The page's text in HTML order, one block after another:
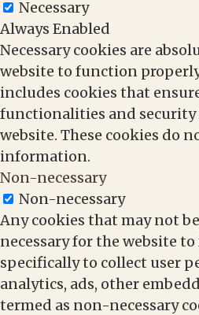
Necessary
Always Enabled
Necessary cookies are
website to function
includes cookies that
functionalities and security
website. These cookies do
information.
Non-necessary
Non-necessary
Any cookies that may not
necessary for the website
specifically to collect user
analytics, ads, other
termed as non-necessary